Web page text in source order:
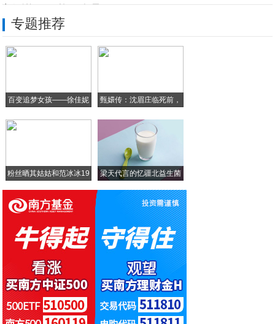
被骗、被刺杀、被“调戏” 《绝代双骄》胡
2020年全国两会特别报道——著名书法家
宫里的世界主题快闪店，让宫廷文化走近你
专题推荐
百变追梦女孩——徐佳妮
甄嬛传：沈眉庄临死前，
粉丝晒其姑姑和范冰冰19
梁天代言的忆疆北益生菌